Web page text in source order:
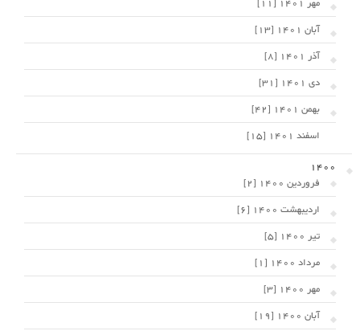
آبان 1401 [13]
آذر 1401 [8]
دی 1401 [31]
بهمن 1401 [42]
اسفند 1401 [15]
1400
فروردین 1400 [2]
اردیبهشت 1400 [6]
تیر 1400 [5]
مرداد 1400 [1]
مهر 1400 [3]
آبان 1400 [19]